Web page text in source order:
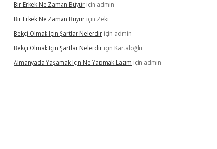
Bir Erkek Ne Zaman Büyür için admin
Bir Erkek Ne Zaman Büyür için Zeki
Bekçi Olmak Için Şartlar Nelerdir için admin
Bekçi Olmak Için Şartlar Nelerdir için Kartaloğlu
Almanyada Yaşamak Için Ne Yapmak Lazım için admin